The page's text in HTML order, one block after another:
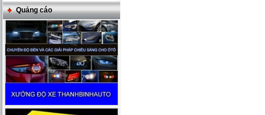
Quảng cáo